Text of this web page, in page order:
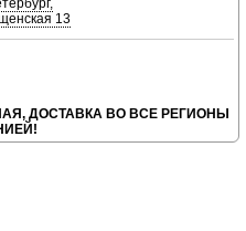
13
ДОСТАВКА ВО ВСЕ РЕГИОНЫ